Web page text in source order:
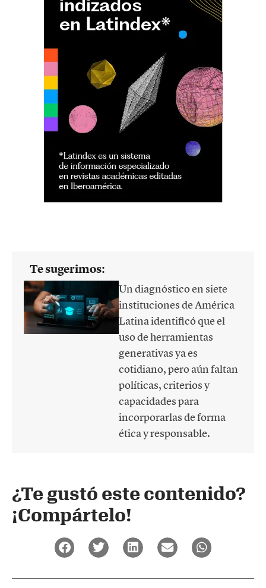
Te sugerimos:
Un diagnóstico en siete
instituciones de América
Latina identificó que el
uso de herramientas
generativas ya es
cotidiano, pero aún faltan
políticas, criterios y
capacidades para
incorporarlas de forma
ética y responsable.
¿Te gustó este contenido?
¡Compártelo!